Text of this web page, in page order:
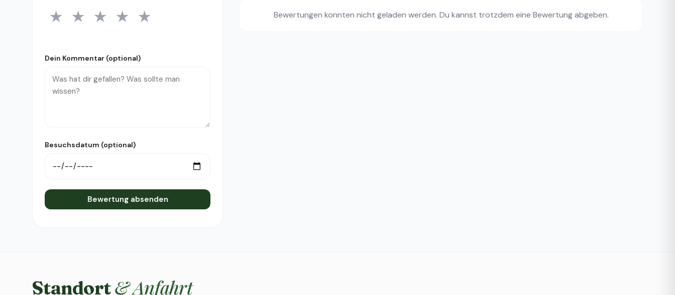
1 Stern
★ 2 Sterne
★ 3 Sterne
★ 4 Sterne
★ 5 Sterne
★
Dein Kommentar (optional)
Besuchsdatum (optional)
Bewertung absenden
Bewertungen konnten nicht geladen werden. Du kannst trotzdem eine Bewertung abgeben.
Standort& Anfahrt